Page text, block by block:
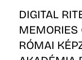
DIGITAL
MEMORIES
RÓMAI